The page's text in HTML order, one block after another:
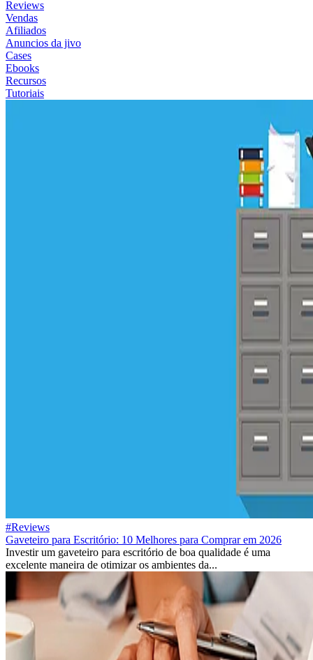
Reviews
Vendas
Afiliados
Anuncios da jivo
Cases
Ebooks
Recursos
Tutoriais
#Reviews
Gaveteiro para Escritório: 10 Melhores para Comprar em 2026
Investir um gaveteiro para escritório de boa qualidade é uma
excelente maneira de otimizar os ambientes da...